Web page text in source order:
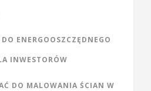
ENERGOOSZCZĘDNEGO
INWESTORÓW
DO MALOWANIA ŚCIAN W